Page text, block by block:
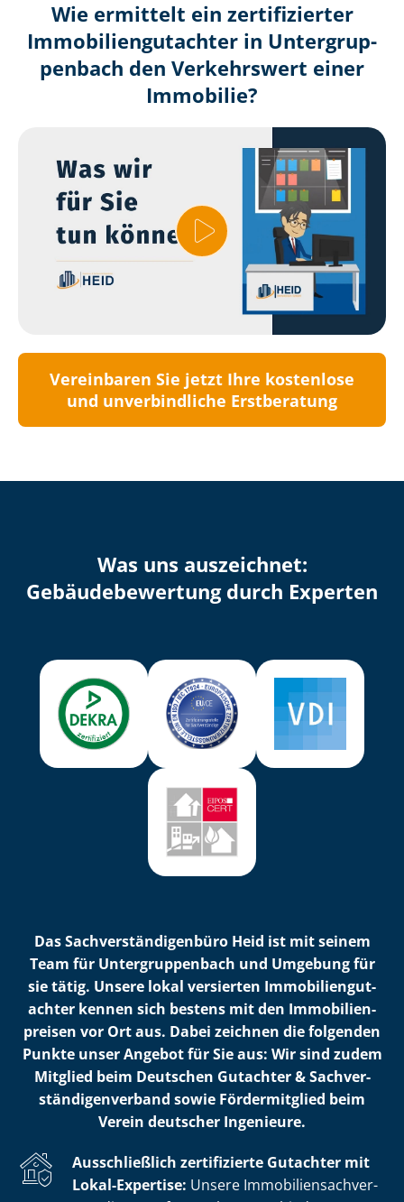
Wie ermittelt ein zertifizierter
Immobilien­gutachter in Un­ter­grup­
pen­bach den Verkehrswert einer
Immobilie?
Vereinbaren Sie jetzt Ihre kostenlose
und unverbindliche Erstberatung
Was uns auszeichnet:
Ge­bäu­de­be­wer­tung durch Experten
Das Sach­ver­stän­di­gen­bü­ro Heid ist mit seinem
Team für Un­ter­grup­pen­bach und Umgebung für
sie tätig. Unsere lokal versierten Im­mo­bi­li­en­gut­
ach­ter kennen sich bestens mit den Im­mo­bi­li­en­
prei­sen vor Ort aus. Dabei zeichnen die folgenden
Punkte unser Angebot für Sie aus: Wir sind zudem
Mitglied beim Deutschen Gutachter & Sach­ver­
stän­di­gen­ver­band sowie Fördermitglied beim
Verein deutscher Ingenieure.
Ausschließlich zertifizierte Gutachter mit
Lokal-Expertise: Unsere Im­mo­bi­li­en­sach­ver­